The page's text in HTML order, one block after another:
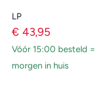
LP
Verkoopprijs
€ 43,95
Vóór 15:00 besteld =
morgen in huis